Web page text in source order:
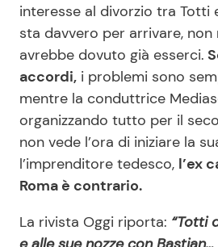
interesse al divorzio tra Totti
sta davvero per arrivare, non
avrebbe dovuto già esserci.
accordi, i problemi sono
mentre la conduttrice
organizzando tutto per il
non vede l’ora di iniziare la
l’imprenditore tedesco, l’ex
Roma è contrario.
La rivista Oggi riporta: “Totti